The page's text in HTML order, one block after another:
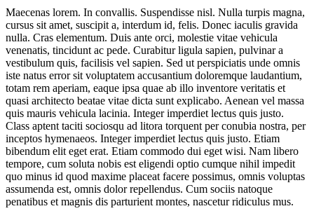
Maecenas lorem. In convallis. Suspendisse nisl. Nulla turpis magna,
cursus sit amet, suscipit a, interdum id, felis. Donec iaculis gravida
nulla. Cras elementum. Duis ante orci, molestie vitae vehicula
venenatis, tincidunt ac pede. Curabitur ligula sapien, pulvinar a
vestibulum quis, facilisis vel sapien. Sed ut perspiciatis unde omnis
iste natus error sit voluptatem accusantium doloremque laudantium,
totam rem aperiam, eaque ipsa quae ab illo inventore veritatis et
quasi architecto beatae vitae dicta sunt explicabo. Aenean vel massa
quis mauris vehicula lacinia. Integer imperdiet lectus quis justo.
Class aptent taciti sociosqu ad litora torquent per conubia nostra, per
inceptos hymenaeos. Integer imperdiet lectus quis justo. Etiam
bibendum elit eget erat. Etiam commodo dui eget wisi. Nam libero
tempore, cum soluta nobis est eligendi optio cumque nihil impedit
quo minus id quod maxime placeat facere possimus, omnis voluptas
assumenda est, omnis dolor repellendus. Cum sociis natoque
penatibus et magnis dis parturient montes, nascetur ridiculus mus.